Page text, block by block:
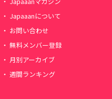
Japaaanについて
お問い合わせ
無料メンバー登録
月別アーカイブ
週間ランキング